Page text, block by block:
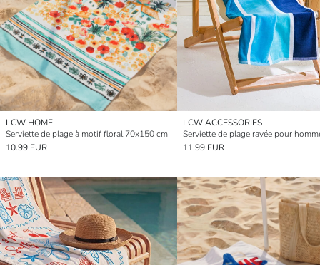
LCW HOME
Serviette de plage à motif floral 70x150 cm
10.99 EUR
LCW ACCESSORIES
11.99 EUR